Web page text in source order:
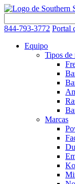
844-793-3772 Portal
Equipo
Tipos de
Marcas